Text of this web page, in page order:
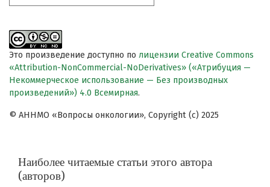
Это произведение доступно по лицензии Creative Commons
«Attribution-NonCommercial-NoDerivatives» («Атрибуция —
Некоммерческое использование — Без производных
произведений») 4.0 Всемирная.
© АННМО «Вопросы онкологии», Copyright (c) 2025
Наиболее читаемые статьи этого автора
(авторов)